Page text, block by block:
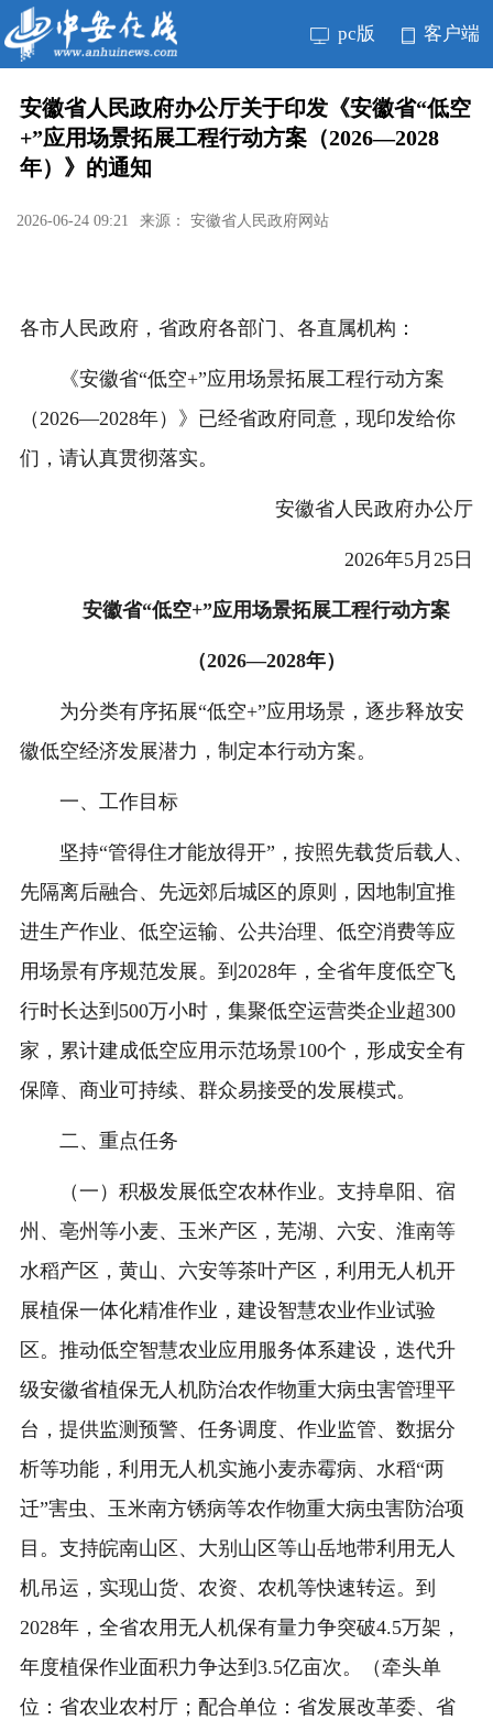
pc版 客户端
安徽省人民政府办公厅关于印发《安徽省“低空
+”应用场景拓展工程行动方案（2026—2028
年）》的通知
2026-06-24 09:21 来源： 安徽省人民政府网站
各市人民政府，省政府各部门、各直属机构：
《安徽省“低空+”应用场景拓展工程行动方案
（2026—2028年）》已经省政府同意，现印发给你
们，请认真贯彻落实。
安徽省人民政府办公厅
2026年5月25日
安徽省“低空+”应用场景拓展工程行动方案
（2026—2028年）
为分类有序拓展“低空+”应用场景，逐步释放安
徽低空经济发展潜力，制定本行动方案。
一、工作目标
坚持“管得住才能放得开”，按照先载货后载人、
先隔离后融合、先远郊后城区的原则，因地制宜推
进生产作业、低空运输、公共治理、低空消费等应
用场景有序规范发展。到2028年，全省年度低空飞
行时长达到500万小时，集聚低空运营类企业超300
家，累计建成低空应用示范场景100个，形成安全有
保障、商业可持续、群众易接受的发展模式。
二、重点任务
（一）积极发展低空农林作业。支持阜阳、宿
州、亳州等小麦、玉米产区，芜湖、六安、淮南等
水稻产区，黄山、六安等茶叶产区，利用无人机开
展植保一体化精准作业，建设智慧农业作业试验
区。推动低空智慧农业应用服务体系建设，迭代升
级安徽省植保无人机防治农作物重大病虫害管理平
台，提供监测预警、任务调度、作业监管、数据分
析等功能，利用无人机实施小麦赤霉病、水稻“两
迁”害虫、玉米南方锈病等农作物重大病虫害防治项
目。支持皖南山区、大别山区等山岳地带利用无人
机吊运，实现山货、农资、农机等快速转运。到
2028年，全省农用无人机保有量力争突破4.5万架，
年度植保作业面积力争达到3.5亿亩次。（牵头单
位：省农业农村厅；配合单位：省发展改革委、省